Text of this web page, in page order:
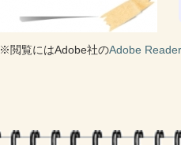
※閲覧にはAdobe社のAdobe Reader